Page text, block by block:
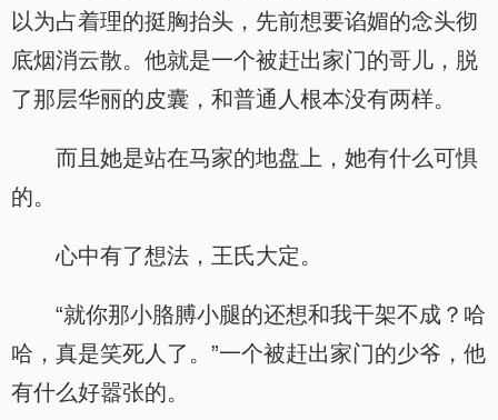
以为占着理的挺胸抬头，先前想要谄媚的念头彻
底烟消云散。他就是一个被赶出家门的哥儿，脱
了那层华丽的皮囊，和普通人根本没有两样。
而且她是站在马家的地盘上，她有什么可惧
的。
心中有了想法，王氏大定。
“就你那小胳膊小腿的还想和我干架不成？哈
哈，真是笑死人了。”一个被赶出家门的少爷，他
有什么好嚣张的。